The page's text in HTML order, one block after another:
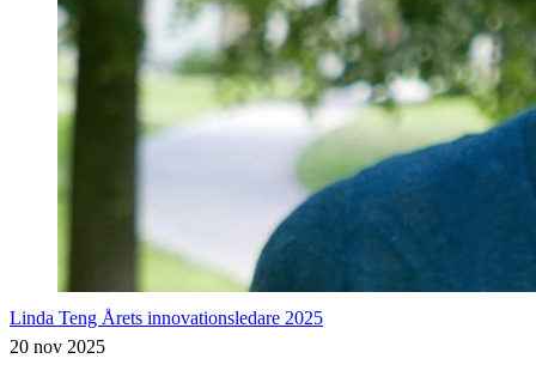
Linda Teng Årets innovationsledare 2025
20 nov 2025